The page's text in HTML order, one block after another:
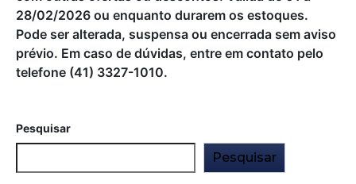
28/02/2026 ou enquanto durarem os estoques.
Pode ser alterada, suspensa ou encerrada sem aviso
prévio. Em caso de dúvidas, entre em contato pelo
telefone (41) 3327-1010.
Pesquisar
Pesquisar